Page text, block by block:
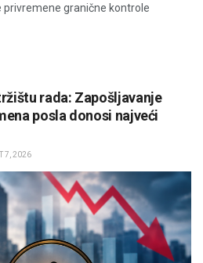
privremene granične kontrole
rada: Zapošljavanje
posla donosi najveći
7, 2026